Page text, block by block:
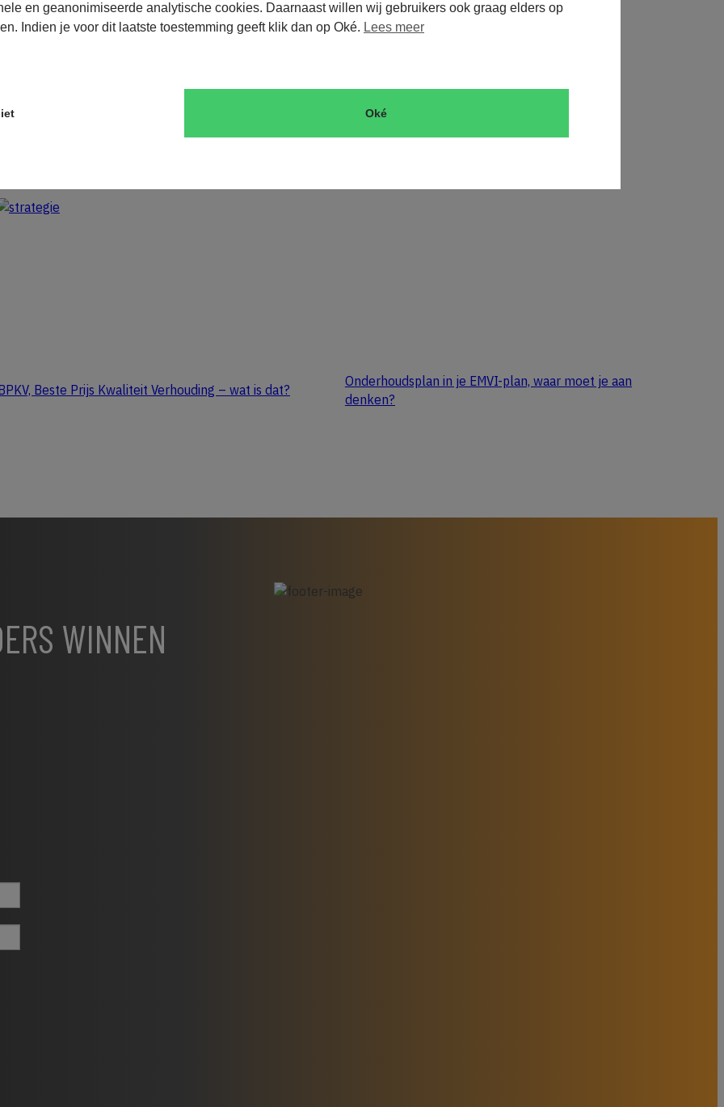
en geanonimiseerde analytische cookies. Daarnaast willen wij gebruikers ook graag elders op
Indien je voor dit laatste toestemming geeft klik dan op Oké. Lees meer
Oké
Beste Prijs Kwaliteit Verhouding – wat is dat?
Onderhoudsplan in je EMVI-plan, waar moet je aan
denken?
WINNEN